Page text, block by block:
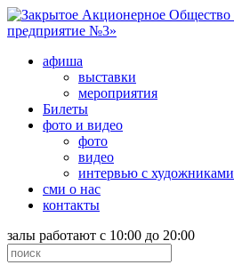
афиша
выставки
мероприятия
Билеты
фото и видео
фото
видео
интервью с художниками
сми о нас
контакты
залы работают с 10:00 до 20:00